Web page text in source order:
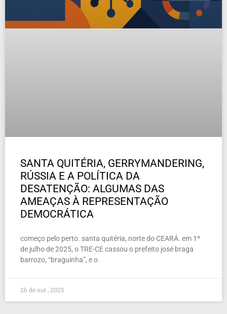
SANTA QUITÉRIA, GERRYMANDERING,
RÚSSIA E A POLÍTICA DA
DESATENÇÃO: ALGUMAS DAS
AMEAÇAS À REPRESENTAÇÃO
DEMOCRÁTICA
começo pelo perto. santa quitéria, norte do CEARÁ. em 1º
de julho de 2025, o TRE-CE cassou o prefeito josé braga
barrozo, “braguinha”, e o
26 de out , 2025